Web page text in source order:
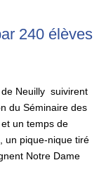
240 élèves
Neuilly suivirent
du Séminaire des
un temps de
un pique-nique tiré
Notre Dame